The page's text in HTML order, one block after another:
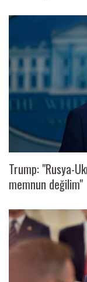
Trump: "Rusya-
memnun değilim"